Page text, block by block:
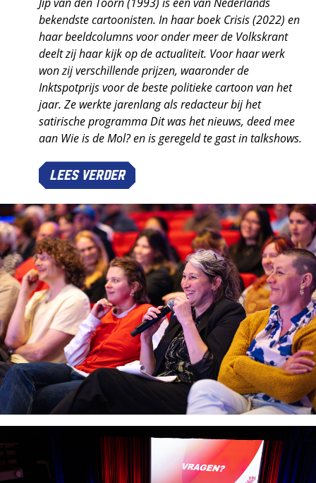
bekendste cartoonisten. In haar boek Crisis (2022) en
haar beeldcolumns voor onder meer de Volkskrant
deelt zij haar kijk op de actualiteit. Voor haar werk
won zij verschillende prijzen, waaronder de
Inktspotprijs voor de beste politieke cartoon van het
jaar. Ze werkte jarenlang als redacteur bij het
satirische programma Dit was het nieuws, deed mee
aan Wie is de Mol? en is geregeld te gast in talkshows.
Lees verder